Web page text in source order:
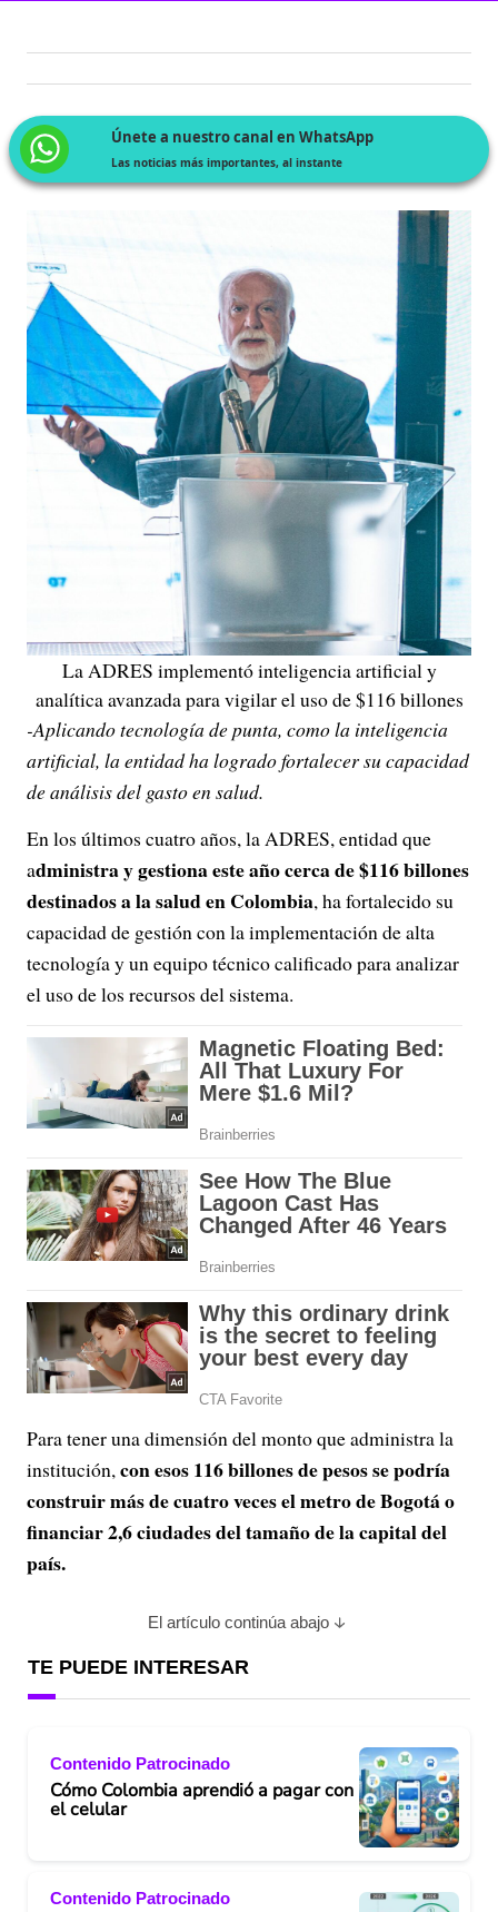
Únete a nuestro canal en WhatsApp
Las noticias más importantes, al instante
La ADRES implementó inteligencia artificial y
analítica avanzada para vigilar el uso de $116 billones
-Aplicando tecnología de punta, como la inteligencia
artificial, la entidad ha logrado fortalecer su capacidad
de análisis del gasto en salud.
En los últimos cuatro años, la ADRES, entidad que
administra y gestiona este año cerca de $116 billones
destinados a la salud en Colombia, ha fortalecido su
capacidad de gestión con la implementación de alta
tecnología y un equipo técnico calificado para analizar
el uso de los recursos del sistema.
Para tener una dimensión del monto que administra la
institución,con esos 116 billones de pesos se podría
construir más de cuatro veces el metro de Bogotá o
financiar 2,6 ciudades del tamaño de la capital del
país.
El artículo continúa abajo
TE PUEDE INTERESAR
Contenido Patrocinado
Cómo Colombia aprendió a pagar con
el celular
Contenido Patrocinado